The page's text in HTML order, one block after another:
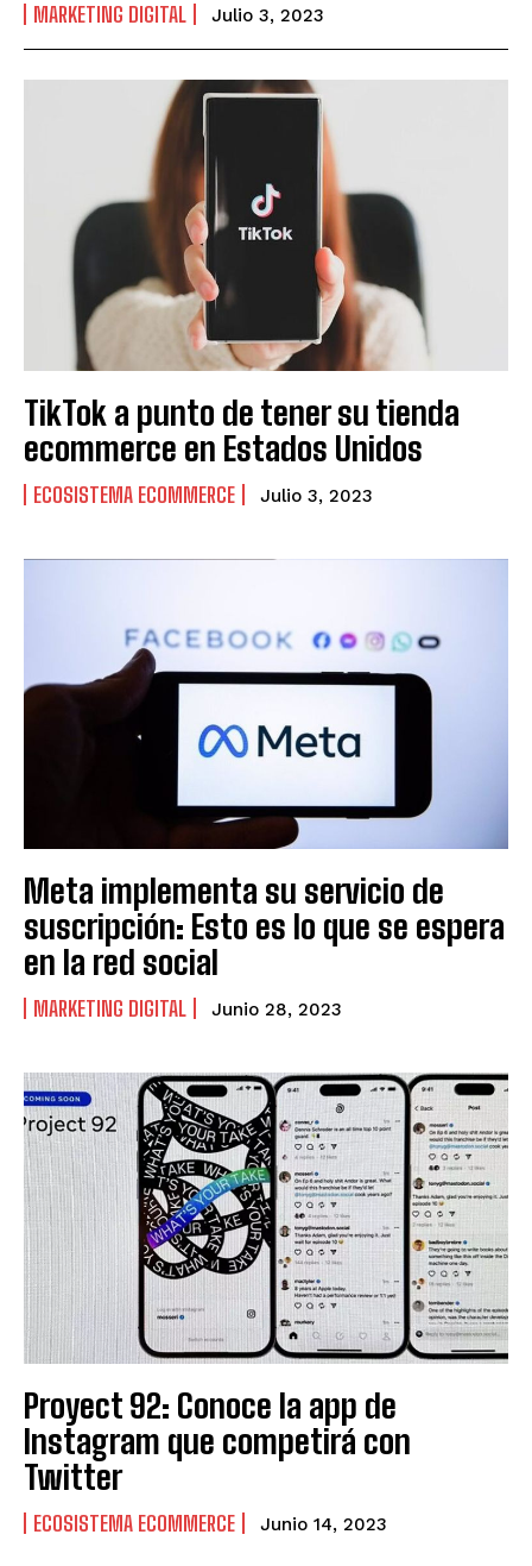
MARKETING DIGITAL Julio 3, 2023
TikTok a punto de tener su tienda
ecommerce en Estados Unidos
ECOSISTEMA ECOMMERCE Julio 3, 2023
Meta implementa su servicio de
suscripción: Esto es lo que se espera
en la red social
MARKETING DIGITAL Junio 28, 2023
Proyect 92: Conoce la app de
Instagram que competirá con
Twitter
ECOSISTEMA ECOMMERCE Junio 14, 2023